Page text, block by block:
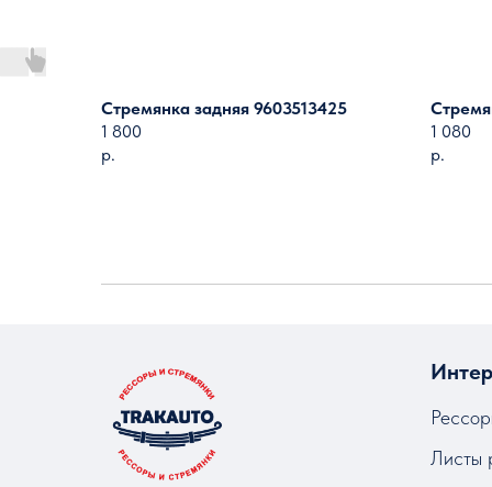
Стремянка задняя 9603513425
1 800
р.
1 080
р.
Листы